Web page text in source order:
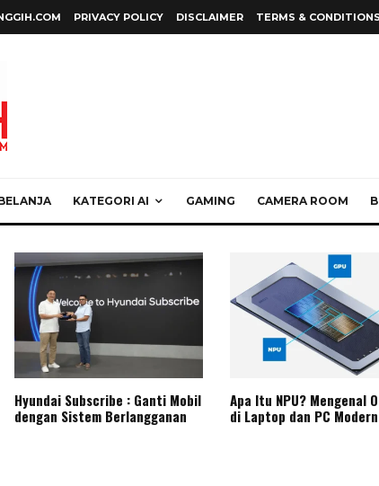
PRIVACY POLICY DISCLAIMER TERMS & CONDITIONS
KATEGORI AI GAMING CAMERA ROOM
Hyundai Subscribe : Ganti Mobil
dengan Sistem Berlangganan
Apa Itu NPU? Mengenal
di Laptop dan PC